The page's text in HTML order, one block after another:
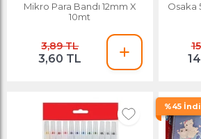
Mikro Para Bandı 12mm X
10mt
3,89 TL
3,60 TL
Osaka
%45